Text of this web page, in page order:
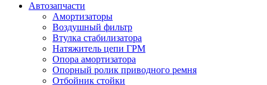
Автозапчасти
Амортизаторы
Воздушный фильтр
Втулка стабилизатора
Натяжитель цепи ГРМ
Опора амортизатора
Опорный ролик приводного ремня
Отбойник стойки